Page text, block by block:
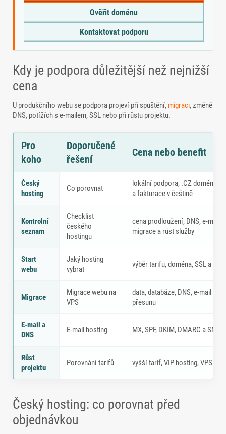
Ověřit doménu
Kontaktovat podporu
Kdy je podpora důležitější než nejnižší
cena
U produkčního webu se podpora projeví při spuštění, migraci, změně
DNS, potížích s e-mailem, SSL nebo při růstu projektu.
Pro
koho
Doporučené
řešení
Cena nebo benefit
Český
hosting
Co porovnat
lokální podpora, .CZ domény,
a fakturace v češtině
Kontrolní
seznam
Checklist
českého
hostingu
cena prodloužení, DNS, e-mail,
migrace a růst služby
Start
webu
Jaký hosting
vybrat
výběr tarifu, doména, SSL a e-
Migrace
Migrace webu na
VPS
data, databáze, DNS, e-mail a
přesunu
E-mail a
DNS
E-mail hosting MX, SPF, DKIM, DMARC a SMTP
Růst
projektu
Porovnání tarifů vyšší tarif, VIP hosting, VPS
Český hosting: co porovnat před
objednávkou